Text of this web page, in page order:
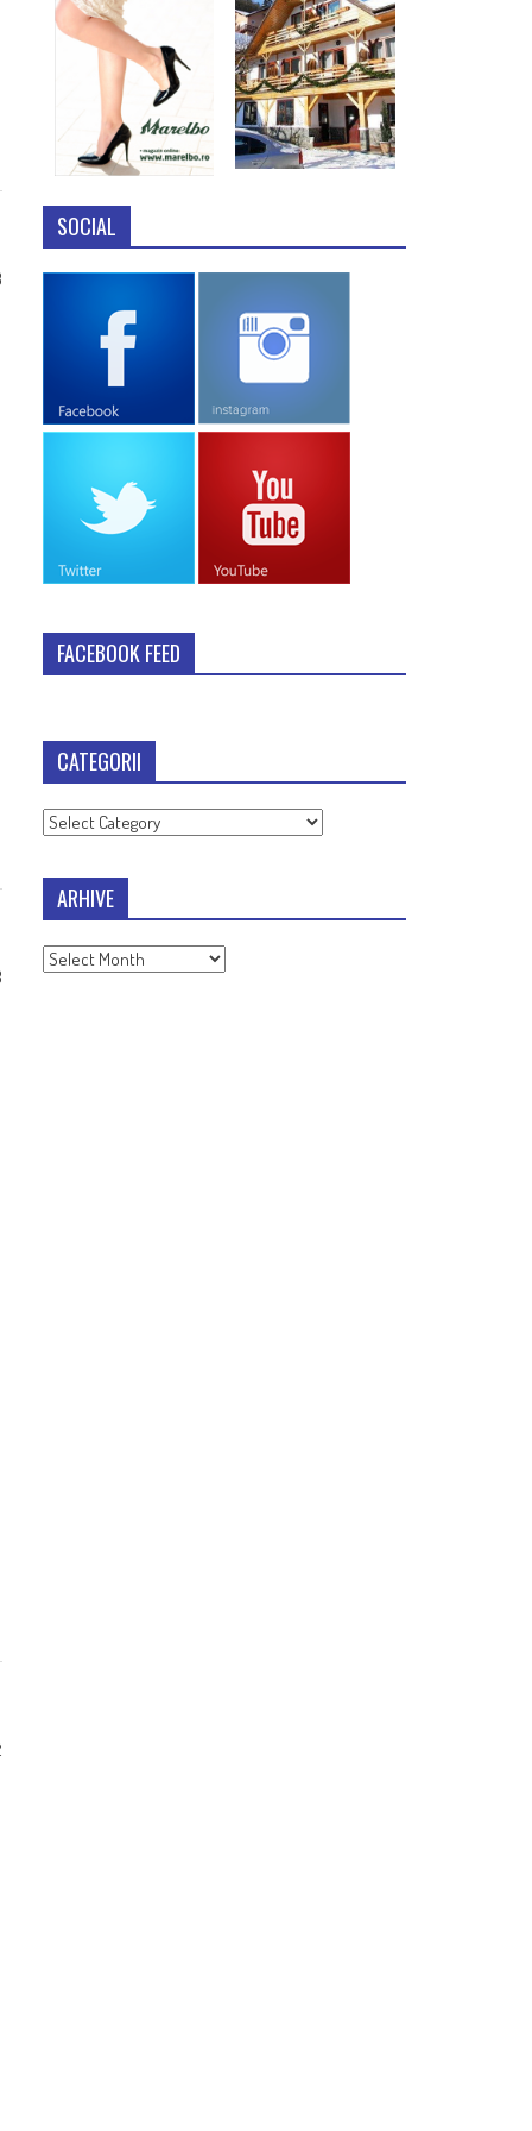
SOCIAL
FACEBOOK FEED
CATEGORII
Categorii
ARHIVE
Arhive